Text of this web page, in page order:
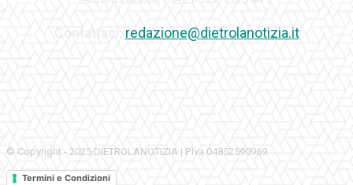
redazione@dietrolanotizia.it
© Copyright - 2025 DIETROLANOTIZIA | P.Iva 04852590969
Termini e Condizioni